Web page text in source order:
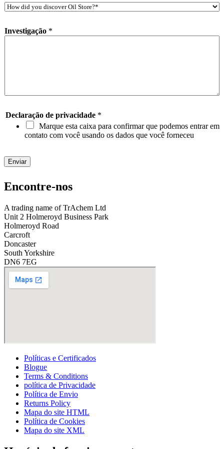
o
*
H
d
i
c
O
i
S
o
r
e
?
*
Investigação *
Declaração de privacidade *
Marque esta caixa para confirmar que podemos entrar em
contato com você usando os dados que você forneceu
Enviar
Encontre-nos
A trading name of TrAchem Ltd
Unit 2 Holmeroyd Business Park
Holmeroyd Road
Carcroft
Doncaster
South Yorkshire
DN6 7EG
Políticas e Certificados
Blogue
Terms & Conditions
política de Privacidade
Política de Envio
Returns Policy
Mapa do site HTML
Política de Cookies
Mapa do site XML